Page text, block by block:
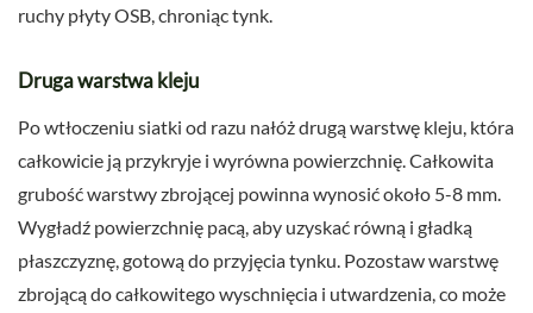
ruchy płyty OSB, chroniąc tynk.
Druga warstwa kleju
Po wtłoczeniu siatki od razu nałóż drugą warstwę kleju, która
całkowicie ją przykryje i wyrówna powierzchnię. Całkowita
grubość warstwy zbrojącej powinna wynosić około 5-8 mm.
Wygładź powierzchnię pacą, aby uzyskać równą i gładką
płaszczyznę, gotową do przyjęcia tynku. Pozostaw warstwę
zbrojącą do całkowitego wyschnięcia i utwardzenia, co może